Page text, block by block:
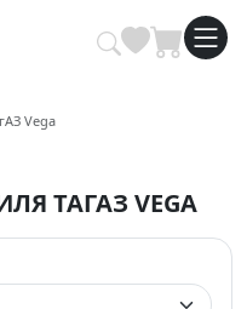
шины
Vega
ТАГАЗ VEGA